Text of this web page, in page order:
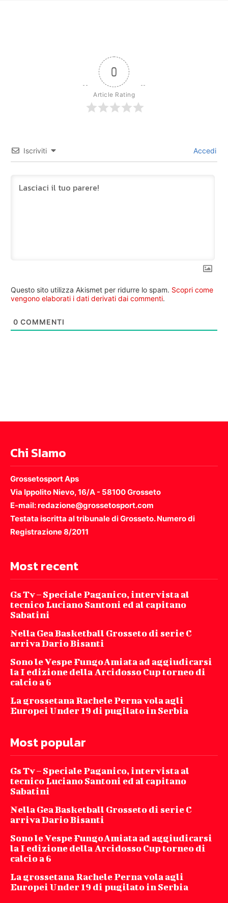
0
Article Rating
Iscriviti Accedi
Questo sito utilizza Akismet per ridurre lo spam. Scopri come
vengono elaborati i dati derivati dai commenti.
0 COMMENTI
Chi SIamo
Grossetosport Aps
Via Ippolito Nievo, 16/A - 58100 Grosseto
E-mail: redazione@grossetosport.com
Testata iscritta al tribunale di Grosseto. Numero di
Registrazione 8/2011
Most recent
Gs Tv – Speciale Paganico, intervista al
tecnico Luciano Santoni ed al capitano
Sabatini
Nella Gea Basketball Grosseto di serie C
arriva Dario Bisanti
Sono le Vespe FungoAmiata ad aggiudicarsi
la I edizione della Arcidosso Cup torneo di
calcio a 6
La grossetana Rachele Perna vola agli
Europei Under 19 di pugilato in Serbia
Most popular
Gs Tv – Speciale Paganico, intervista al
tecnico Luciano Santoni ed al capitano
Sabatini
Nella Gea Basketball Grosseto di serie C
arriva Dario Bisanti
Sono le Vespe FungoAmiata ad aggiudicarsi
la I edizione della Arcidosso Cup torneo di
calcio a 6
La grossetana Rachele Perna vola agli
Europei Under 19 di pugilato in Serbia